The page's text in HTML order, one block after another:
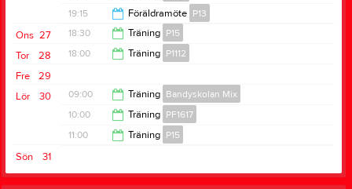
19:15
20:30
19:15 Föräldramöte P13
20:15
27
Ons 18:30 Träning P15
28
Tor 18:00 Träning P1112
19:30
29
Fre
30
Lör 09:00 Träning Bandyskolan Mix
10:00
10:00 Träning PF1617
11:00 Träning P15
12:30
31
Sön